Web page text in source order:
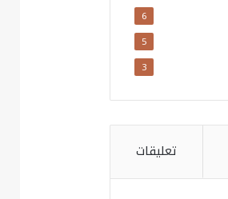
6
5
3
تعليقات